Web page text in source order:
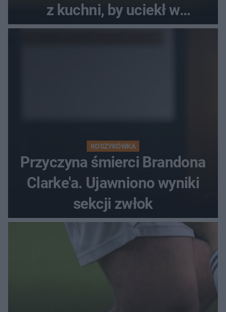
z kuchni, by uciekł w
popłochu
KOSZYKÓWKA
Przyczyna śmierci Brandona
Clarke'a. Ujawniono wyniki
sekcji zwłok